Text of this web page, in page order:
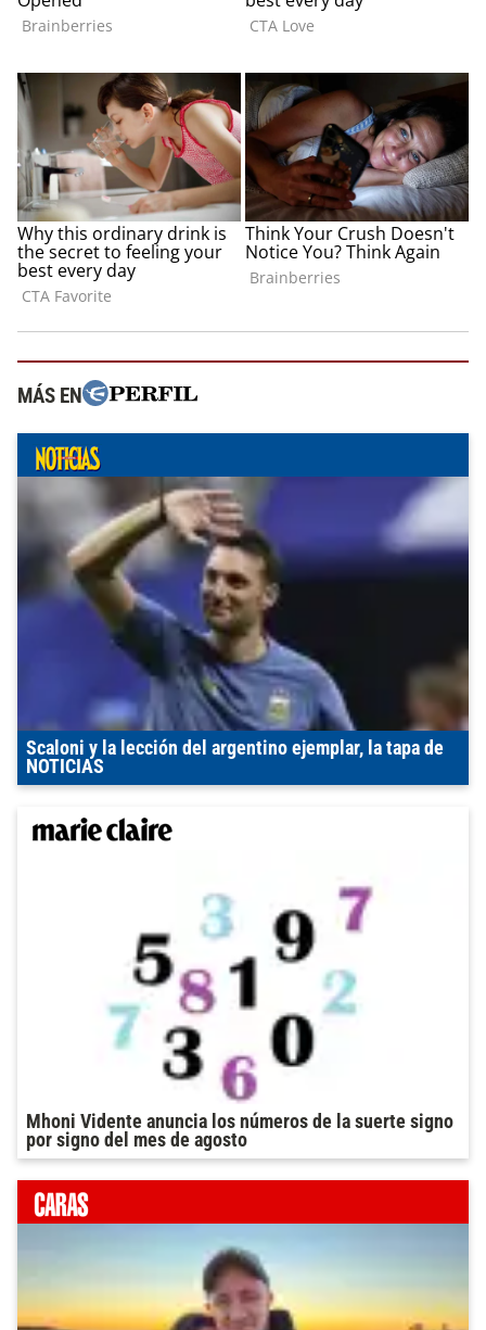
MÁS EN
Scaloni y la lección del argentino ejemplar, la tapa de
NOTICIAS
Mhoni Vidente anuncia los números de la suerte signo
por signo del mes de agosto